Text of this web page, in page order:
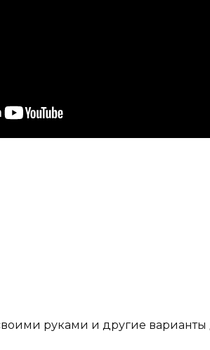
руками и другие варианты